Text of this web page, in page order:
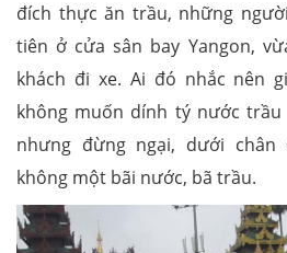
đích thực ăn trầu, những
tiên ở cửa sân bay Yangon,
khách đi xe. Ai đó nhắc nên
không muốn dính tý nước
nhưng đừng ngại, dưới chân
không một bãi nước, bã trầu.